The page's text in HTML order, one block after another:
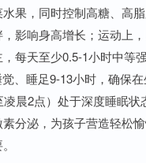
果，同时控制高糖、高
影响身高增长；运动上，
每天至少0.5-1小时中等
、睡足9-13小时，确保
晨2点）处于深度睡眠状
分泌，为孩子营造轻松